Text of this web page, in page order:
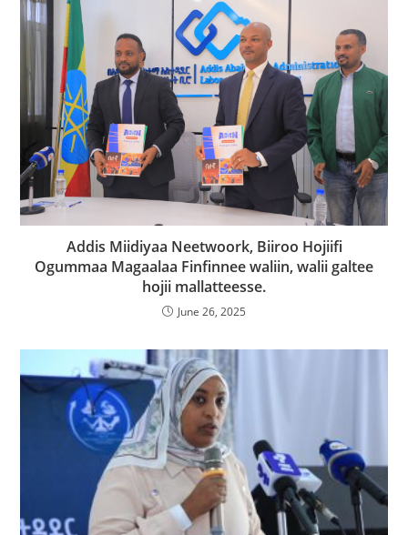
Addis Miidiyaa Neetwoork, Biiroo Hojiifi
Ogummaa Magaalaa Finfinnee waliin, walii galtee
hojii mallatteesse.
June 26, 2025